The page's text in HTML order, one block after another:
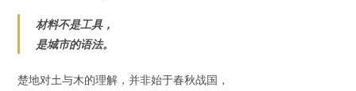
材料不是工具，
是城市的语法。
楚地对土与木的理解，并非始于春秋战国，